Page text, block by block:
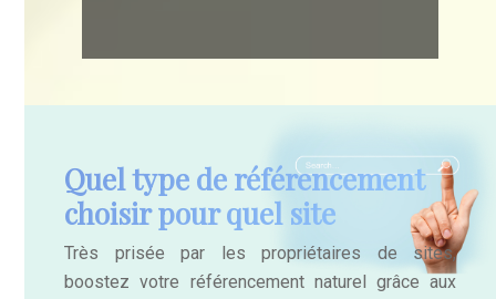
Quel type de référencement
choisir pour quel site
Très prisée par les propriétaires de sites,
boostez votre référencement naturel grâce aux